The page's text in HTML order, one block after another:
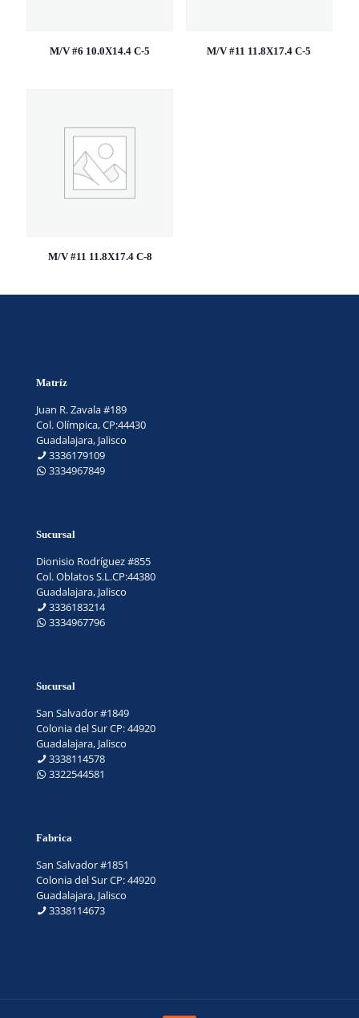
M/V #6 10.0X14.4 C-5 M/V #11 11.8X17.4 C-5
M/V #11 11.8X17.4 C-8
Matríz
Juan R. Zavala #189
Col. Olímpica, CP:44430
Guadalajara, Jalisco
3336179109
3334967849
Sucursal
Dionisio Rodríguez #855
Col. Oblatos S.L.CP:44380
Guadalajara, Jalisco
3336183214
3334967796
Sucursal
San Salvador #1849
Colonia del Sur CP: 44920
Guadalajara, Jalisco
3338114578
3322544581
Fabrica
San Salvador #1851
Colonia del Sur CP: 44920
Guadalajara, Jalisco
3338114673